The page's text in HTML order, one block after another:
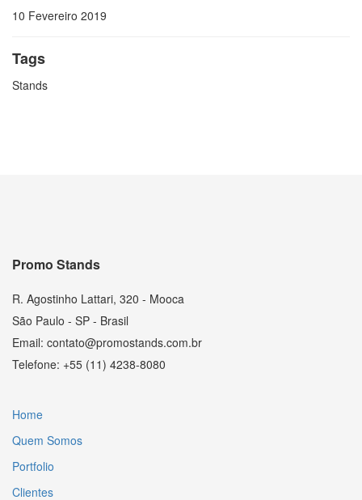
10 Fevereiro 2019
Tags
Stands
Promo Stands
R. Agostinho Lattari, 320 - Mooca
São Paulo - SP - Brasil
Email: contato@promostands.com.br
Telefone: +55 (11) 4238-8080
Home
Quem Somos
Portfolio
Clientes